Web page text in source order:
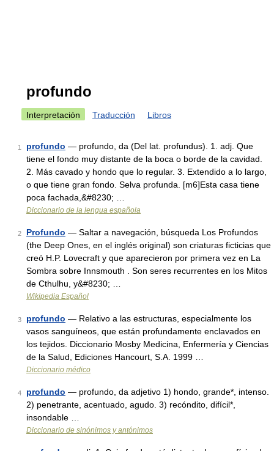
profundo
Interpretación Traducción Libros
1 profundo — profundo, da (Del lat. profundus). 1. adj. Que
tiene el fondo muy distante de la boca o borde de la cavidad.
2. Más cavado y hondo que lo regular. 3. Extendido a lo largo,
o que tiene gran fondo. Selva profunda. [m6]Esta casa tiene
poca fachada,&#8230; …
Diccionario de la lengua española
2 Profundo — Saltar a navegación, búsqueda Los Profundos
(the Deep Ones, en el inglés original) son criaturas ficticias que
creó H.P. Lovecraft y que aparecieron por primera vez en La
Sombra sobre Innsmouth . Son seres recurrentes en los Mitos
de Cthulhu, y&#8230; …
Wikipedia Español
3 profundo — Relativo a las estructuras, especialmente los
vasos sanguíneos, que están profundamente enclavados en
los tejidos. Diccionario Mosby Medicina, Enfermería y Ciencias
de la Salud, Ediciones Hancourt, S.A. 1999 …
Diccionario médico
4 profundo — profundo, da adjetivo 1) hondo, grande*, intenso.
2) penetrante, acentuado, agudo. 3) recóndito, difícil*,
insondable …
Diccionario de sinónimos y antónimos